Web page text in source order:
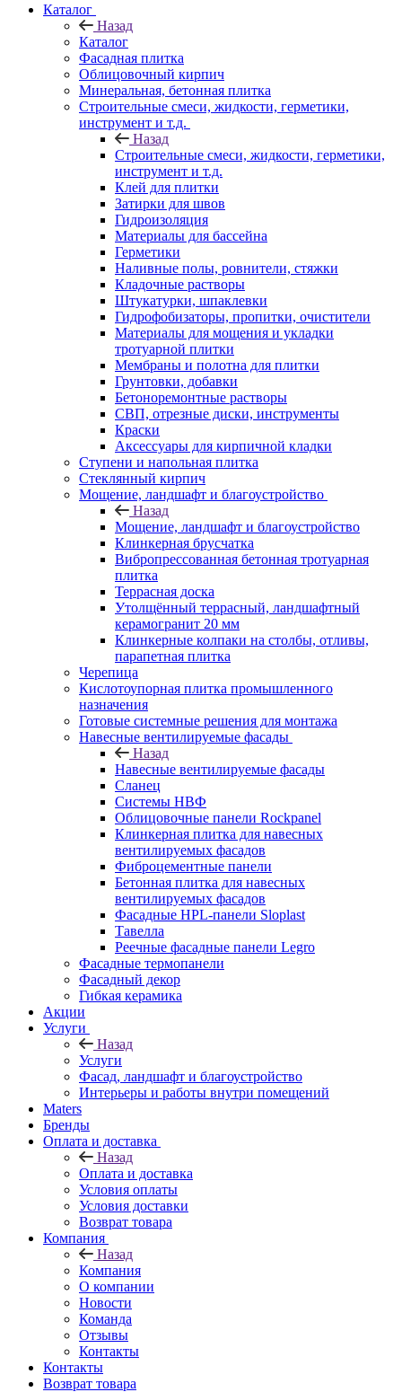
Каталог
Назад
Каталог
Фасадная плитка
Облицовочный кирпич
Минеральная, бетонная плитка
Строительные смеси, жидкости, герметики,
инструмент и т.д.
Назад
Строительные смеси, жидкости, герметики,
инструмент и т.д.
Клей для плитки
Затирки для швов
Гидроизоляция
Материалы для бассейна
Герметики
Наливные полы, ровнители, стяжки
Кладочные растворы
Штукатурки, шпаклевки
Гидрофобизаторы, пропитки, очистители
Материалы для мощения и укладки
тротуарной плитки
Мембраны и полотна для плитки
Грунтовки, добавки
Бетоноремонтные растворы
СВП, отрезные диски, инструменты
Краски
Аксессуары для кирпичной кладки
Ступени и напольная плитка
Cтеклянный кирпич
Мощение, ландшафт и благоустройство
Назад
Мощение, ландшафт и благоустройство
Клинкерная брусчатка
Вибропрессованная бетонная тротуарная
плитка
Террасная доска
Утолщённый террасный, ландшафтный
керамогранит 20 мм
Клинкерные колпаки на столбы, отливы,
парапетная плитка
Черепица
Кислотоупорная плитка промышленного
назначения
Готовые системные решения для монтажа
Навесные вентилируемые фасады
Назад
Навесные вентилируемые фасады
Сланец
Системы НВФ
Облицовочные панели Rockpanel
Клинкерная плитка для навесных
вентилируемых фасадов
Фиброцементные панели
Бетонная плитка для навесных
вентилируемых фасадов
Фасадные HPL-панели Sloplast
Тавелла
Реечные фасадные панели Legro
Фасадные термопанели
Фасадный декор
Гибкая керамика
Акции
Услуги
Назад
Услуги
Фасад, ландшафт и благоустройство
Интерьеры и работы внутри помещений
Maters
Бренды
Оплата и доставка
Назад
Оплата и доставка
Условия оплаты
Условия доставки
Возврат товара
Компания
Назад
Компания
О компании
Новости
Команда
Отзывы
Контакты
Контакты
Возврат товара